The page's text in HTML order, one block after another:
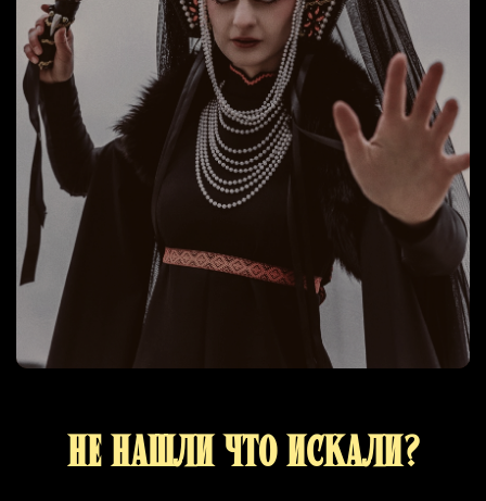
Не нашли что искали?